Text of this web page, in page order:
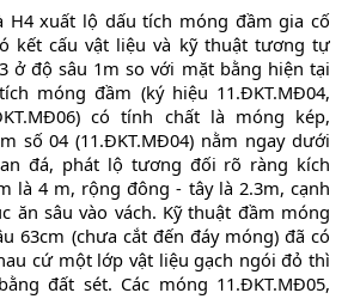
H4 xuất lộ dấu tích móng đầm gia cố
kết cấu vật liệu và kỹ thuật tương tự
ở độ sâu 1m so với mặt bằng hiện tại
móng đầm (ký hiệu 11.ĐKT.MĐ04,
có tính chất là móng kép,
số 04 (11.ĐKT.MĐ04) nằm ngay dưới
đá, phát lộ tương đối rõ ràng kích
là 4 m, rộng đông - tây là 2.3m, cạnh
ăn sâu vào vách. Kỹ thuật đầm móng
63cm (chưa cắt đến đáy móng) đã có
cứ một lớp vật liệu gạch ngói đỏ thì
đất sét. Các móng 11.ĐKT.MĐ05,